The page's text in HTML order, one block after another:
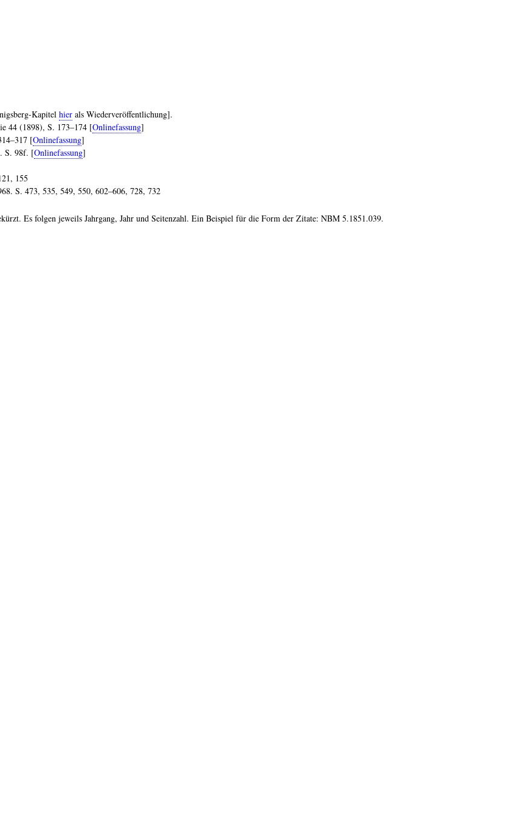
Kapitel hier als Wiederveröffentlichung].
44 (1898), S. 173–174 [Onlinefassung]
[Onlinefassung]
S. 98f. [Onlinefassung]
155
S. 473, 535, 549, 550, 602–606, 728, 732
Es folgen jeweils Jahrgang, Jahr und Seitenzahl. Ein Beispiel für die Form der Zitate: NBM 5.1851.039.